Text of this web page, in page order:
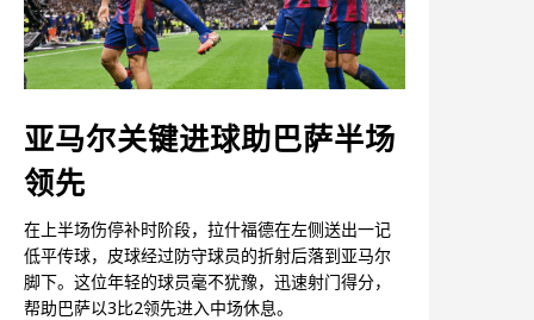
亚马尔关键进球助巴萨半场
领先
在上半场伤停补时阶段，拉什福德在左侧送出一记
低平传球，皮球经过防守球员的折射后落到亚马尔
脚下。这位年轻的球员毫不犹豫，迅速射门得分，
帮助巴萨以3比2领先进入中场休息。